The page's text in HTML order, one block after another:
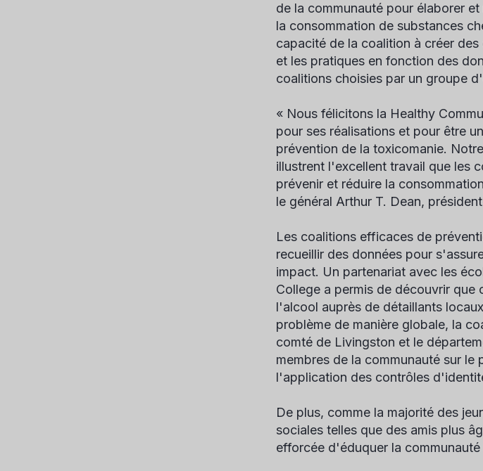
de la communauté pour élaborer
la consommation de substances
capacité de la coalition à créer
et les pratiques en fonction des
coalitions choisies par un groupe
« Nous félicitons la Healthy
pour ses réalisations et pour être
prévention de la toxicomanie.
illustrent l'excellent travail que les
prévenir et réduire la
le général Arthur T. Dean,
Les coalitions efficaces de
recueillir des données pour
impact. Un partenariat avec les
College a permis de découvrir que
l'alcool auprès de détaillants
problème de manière globale, la
comté de Livingston et le
membres de la communauté sur
l'application des contrôles
De plus, comme la majorité des
sociales telles que des amis plus
efforcée d'éduquer la